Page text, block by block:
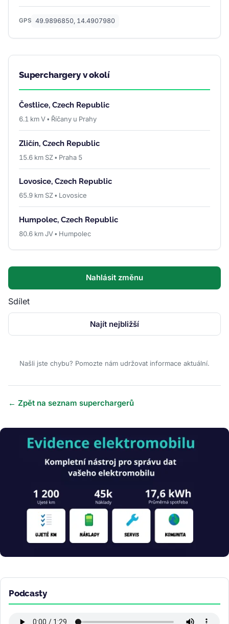
GPS 49.9896850, 14.4907980
Superchargery v okolí
Čestlice, Czech Republic
6.1 km V • Říčany u Prahy
Zličín, Czech Republic
15.6 km SZ • Praha 5
Lovosice, Czech Republic
65.9 km SZ • Lovosice
Humpolec, Czech Republic
80.6 km JV • Humpolec
Nahlásit změnu
Sdílet
Najít nejbližší
Našli jste chybu? Pomozte nám udržovat informace aktuální.
← Zpět na seznam superchargerů
Obrázek
Podcasty